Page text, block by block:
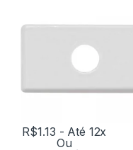
R$1.13 - Até 12x
Ou